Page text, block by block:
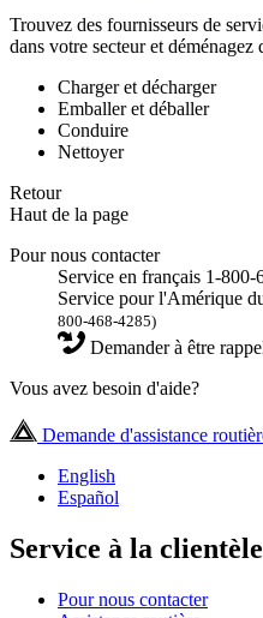
Trouvez des fournisseurs de
dans votre secteur et
Charger et décharger
Emballer et déballer
Conduire
Nettoyer
Retour
Haut de la page
Pour nous contacter
Service en français 1-800-
Service pour l'Amérique
800-468-4285)
Demander à être
Vous avez besoin d'aide?
Demande d'assistance
English
Español
Service à la clientèle
Pour nous contacter